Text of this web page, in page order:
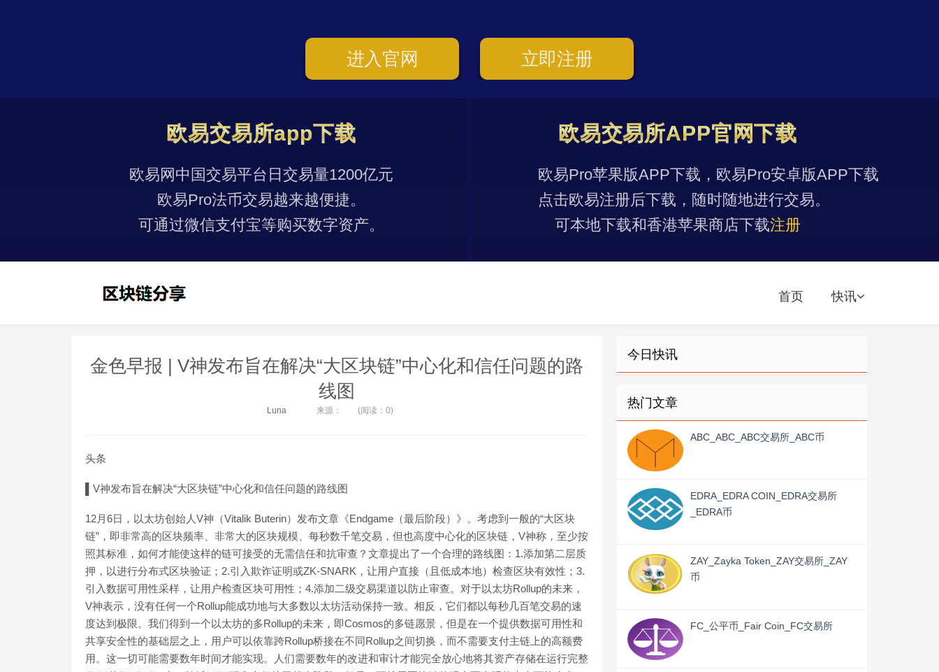
进入官网 立即注册
欧易交易所app下载
欧易网中国交易平台日交易量1200亿元
欧易Pro法币交易越来越便捷。
可通过微信支付宝等购买数字资产。
欧易交易所APP官网下载
欧易Pro苹果版APP下载，欧易Pro安卓版APP下载
点击欧易注册后下载，随时随地进行交易。
可本地下载和香港苹果商店下载注册
首页 快讯
金色早报 | V神发布旨在解决“大区块链”中心化和信任问题的路
线图
Luna 来源： (阅读：0)
头条
▌V神发布旨在解决“大区块链”中心化和信任问题的路线图
12月6日，以太坊创始人V神（Vitalik Buterin）发布文章《Endgame（最后阶段）》。考虑到一般的“大区块
链”，即非常高的区块频率、非常大的区块规模、每秒数千笔交易，但也高度中心化的区块链，V神称，至少按
照其标准，如何才能使这样的链可接受的无需信任和抗审查？文章提出了一个合理的路线图：1.添加第二层质
押，以进行分布式区块验证；2.引入欺诈证明或ZK-SNARK，让用户直接（且低成本地）检查区块有效性；3.
引入数据可用性采样，让用户检查区块可用性；4.添加二级交易渠道以防止审查。对于以太坊Rollup的未来，
V神表示，没有任何一个Rollup能成功地与大多数以太坊活动保持一致。相反，它们都以每秒几百笔交易的速
度达到极限。我们得到一个以太坊的多Rollup的未来，即Cosmos的多链愿景，但是在一个提供数据可用性和
共享安全性的基础层之上，用户可以依靠跨Rollup桥接在不同Rollup之间切换，而不需要支付主链上的高额费
用。这一切可能需要数年时间才能实现。人们需要数年的改进和审计才能完全放心地将其资产存储在运行完整
今日快讯
热门文章
ABC_ABC_ABC交易所_ABC币
EDRA_EDRA COIN_EDRA交易所
_EDRA币
ZAY_Zayka Token_ZAY交易所_ZAY
币
FC_公平币_Fair Coin_FC交易所